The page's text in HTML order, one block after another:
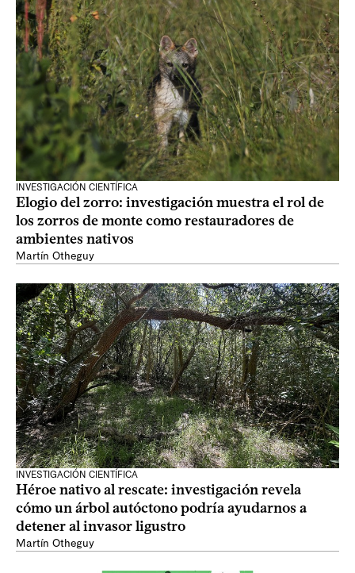
INVESTIGACIÓN CIENTÍFICA
Elogio del zorro: investigación muestra el rol de
los zorros de monte como restauradores de
ambientes nativos
Martín Otheguy
INVESTIGACIÓN CIENTÍFICA
Héroe nativo al rescate: investigación revela
cómo un árbol autóctono podría ayudarnos a
detener al invasor ligustro
Martín Otheguy